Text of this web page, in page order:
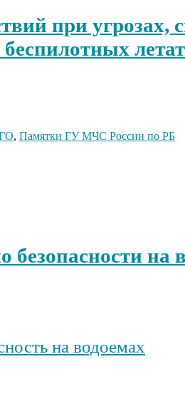
при угрозах,
, Памятки ГУ МЧС России по РБ
безопасности на
на водоемах